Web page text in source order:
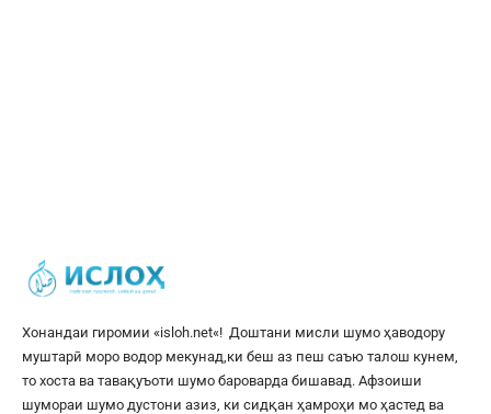
Хонандаи гиромии «isloh.net«! Доштани мисли шумо ҳаводору
муштарӣ моро водор мекунад,ки беш аз пеш саъю талош кунем,
то хоста ва тавақуъоти шумо бароварда бишавад. Афзоиши
шумораи шумо дустони азиз, ки сидқан ҳамроҳи мо ҳастед ва